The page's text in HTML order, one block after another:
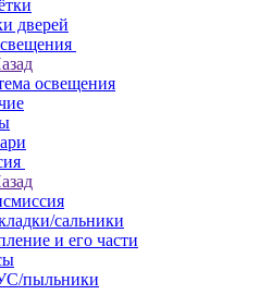
дверей
освещения
сальники
и его части
пыльники